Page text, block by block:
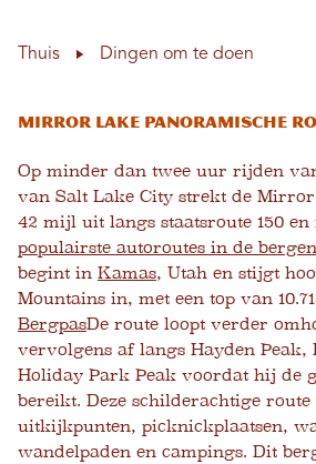
Thuis Dingen om te doen
Mirror Lake Panoramische
Op minder dan twee uur rijden
van Salt Lake City strekt de
42 mijl uit langs staatsroute 150 en
populairste autoroutes in de bergen
begint in Kamas, Utah en stijgt
Mountains in, met een top van
BergpasDe route loopt verder
vervolgens af langs Hayden Peak,
Holiday Park Peak voordat hij de
bereikt. Deze schilderachtige route
uitkijkpunten, picknickplaatsen,
wandelpaden en campings. Dit